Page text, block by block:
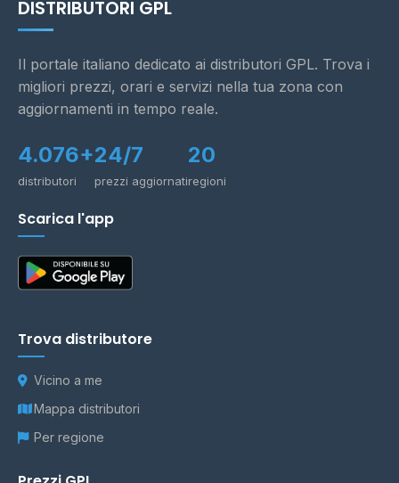
DISTRIBUTORI GPL
Il portale italiano dedicato ai distributori GPL. Trova i
migliori prezzi, orari e servizi nella tua zona con
aggiornamenti in tempo reale.
4.076+
distributori
24/7
prezzi aggiornati
20
regioni
Scarica l'app
Trova distributore
Vicino a me
Mappa distributori
Per regione